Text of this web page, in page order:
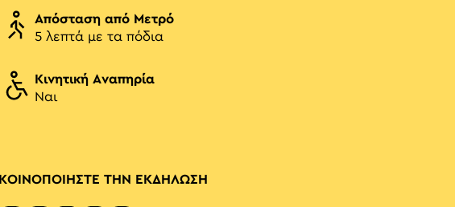
Απόσταση από Μετρό
5 λεπτά με τα πόδια
Κινητική Αναπηρία
Ναι
ΚΟΙΝΟΠΟΙΗΣΤΕ ΤΗΝ ΕΚΔΗΛΩΣΗ